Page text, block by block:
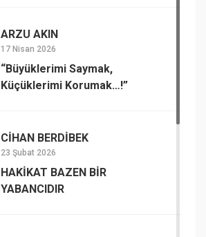
ARZU AKIN
17 Nisan 2026
“Büyüklerimi Saymak,
Küçüklerimi Korumak…!”
CİHAN BERDİBEK
23 Şubat 2026
HAKİKAT BAZEN BİR
YABANCIDIR